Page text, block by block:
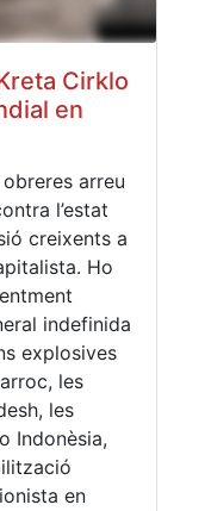
Cirklo
en
arreu
l’estat
creixents a
Ho
indefinida
explosives
les
les
Indonèsia,
en